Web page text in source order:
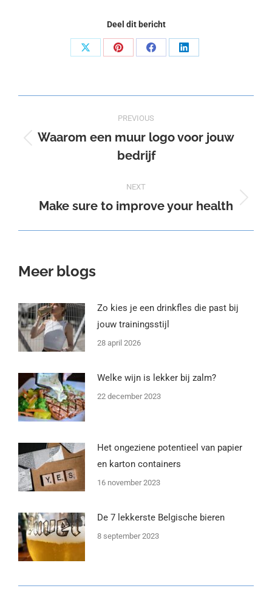
Deel dit bericht
Share
Share
Share
Share
navigation
PREVIOUS
Previous
post:
Waarom een muur logo voor jouw
bedrijf
NEXT
Next
Make sure to improve your health
Meer blogs
Zo kies je een drinkfles die past bij
jouw trainingsstijl
28 april 2026
Welke wijn is lekker bij zalm?
22 december 2023
Het ongeziene potentieel van papier
en karton containers
16 november 2023
De 7 lekkerste Belgische bieren
8 september 2023